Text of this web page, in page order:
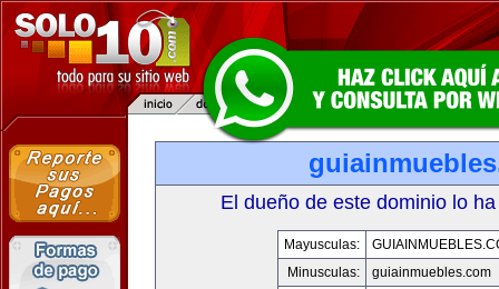
El dueño de este dominio lo
Mayusculas:
Minusculas:
guiainmuebles.com